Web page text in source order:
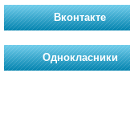
Вконтакте
Однокласники